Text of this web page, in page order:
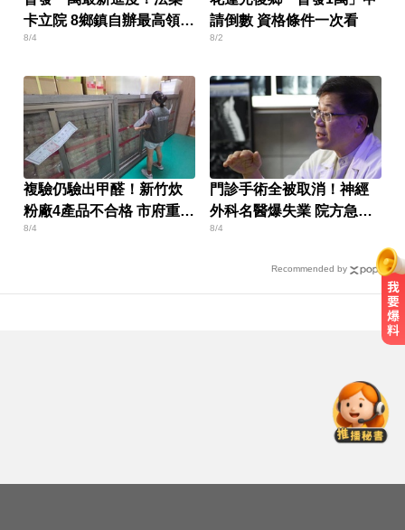
卡立院 8鄉鎮自辦最高領1
萬
8/4
請倒數 資格條件一次看
8/2
複驗仍驗出甲醛！新竹炊
粉廠4產品不合格 市府重罰
384萬元
8/4
門診手術全被取消！神經
外科名醫爆失業 院方急回
應
8/4
Recommended by
從
可